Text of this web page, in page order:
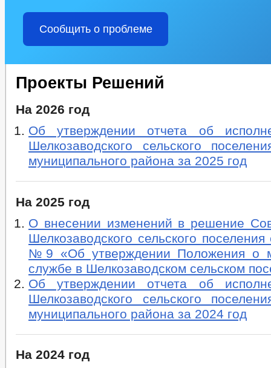
Сообщить о проблеме
Проекты Решений
На 2026 год
Об утверждении отчета об
Шелкозаводского сельского
муниципального района за 2025 год
На 2025 год
О внесении изменений в решение
Шелкозаводского сельского поселения
№9 «Об утверждении Положения о
службе в Шелкозаводском сельском
Об утверждении отчета об
Шелкозаводского сельского
муниципального района за 2024 год
На 2024 год